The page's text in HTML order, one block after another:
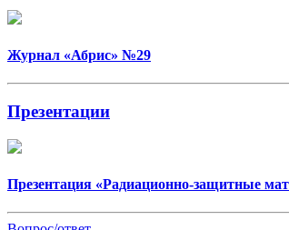
Журнал «Абрис» №29
Презентации
Презентация «Радиационно-защитные